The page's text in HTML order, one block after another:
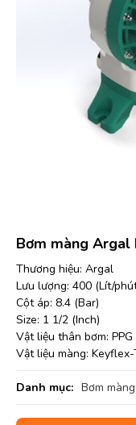
Bơm màng Argal
Thương hiệu: Argal
Lưu lượng: 400 (Lít/
Cột áp: 8.4 (Bar)
Size: 1 1/2 (Inch)
Vật liệu thân bơm: PPG
Vật liệu màng:
Danh mục: Bơm